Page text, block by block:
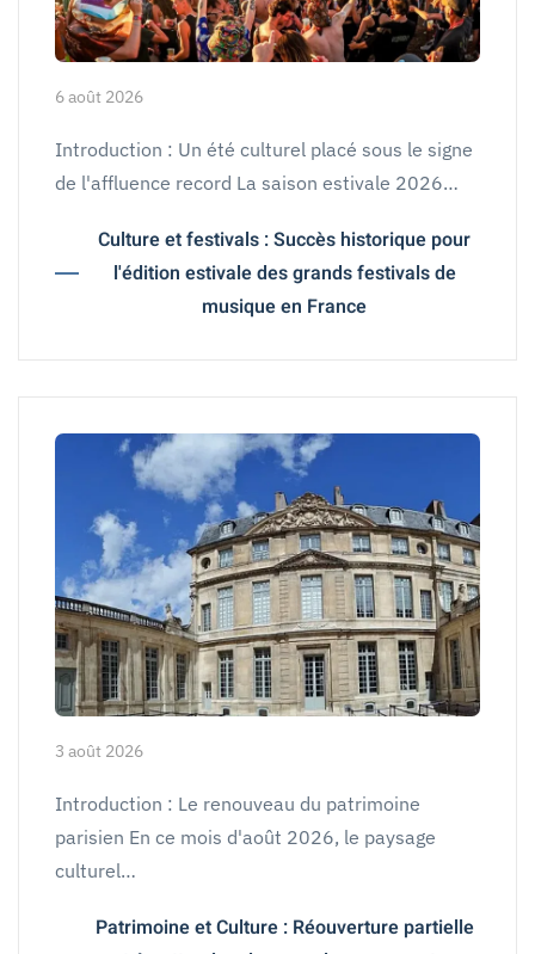
6 août 2026
Introduction : Un été culturel placé sous le signe
de l'affluence record La saison estivale 2026…
Culture et festivals : Succès historique pour
l'édition estivale des grands festivals de
musique en France
3 août 2026
Introduction : Le renouveau du patrimoine
parisien En ce mois d'août 2026, le paysage
culturel…
Patrimoine et Culture : Réouverture partielle